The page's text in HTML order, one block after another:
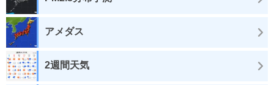
アメダス
2週間天気